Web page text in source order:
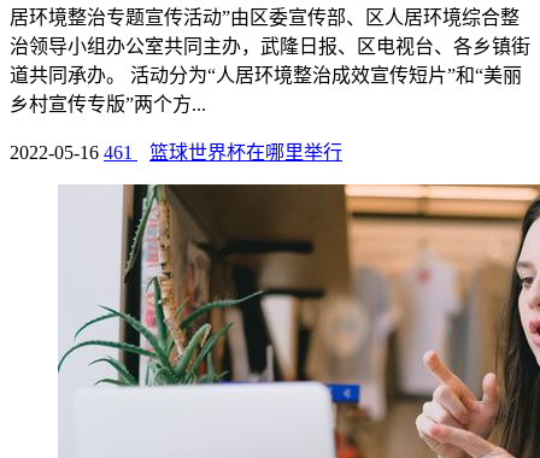
居环境整治专题宣传活动”由区委宣传部、区人居环境综合整
治领导小组办公室共同主办，武隆日报、区电视台、各乡镇街
道共同承办。 活动分为“人居环境整治成效宣传短片”和“美丽
乡村宣传专版”两个方...
2022-05-16 461 篮球世界杯在哪里举行